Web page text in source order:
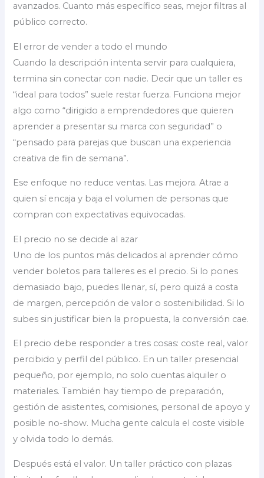
avanzados. Cuanto más específico seas, mejor filtras al
público correcto.
El error de vender a todo el mundo
Cuando la descripción intenta servir para cualquiera,
termina sin conectar con nadie. Decir que un taller es
“ideal para todos” suele restar fuerza. Funciona mejor
algo como “dirigido a emprendedores que quieren
aprender a presentar su marca con seguridad” o
“pensado para parejas que buscan una experiencia
creativa de fin de semana”.
Ese enfoque no reduce ventas. Las mejora. Atrae a
quien sí encaja y baja el volumen de personas que
compran con expectativas equivocadas.
El precio no se decide al azar
Uno de los puntos más delicados al aprender cómo
vender boletos para talleres es el precio. Si lo pones
demasiado bajo, puedes llenar, sí, pero quizá a costa
de margen, percepción de valor o sostenibilidad. Si lo
subes sin justificar bien la propuesta, la conversión cae.
El precio debe responder a tres cosas: coste real, valor
percibido y perfil del público. En un taller presencial
pequeño, por ejemplo, no solo cuentas alquiler o
materiales. También hay tiempo de preparación,
gestión de asistentes, comisiones, personal de apoyo y
posible no-show. Mucha gente calcula el coste visible
y olvida todo lo demás.
Después está el valor. Un taller práctico con plazas